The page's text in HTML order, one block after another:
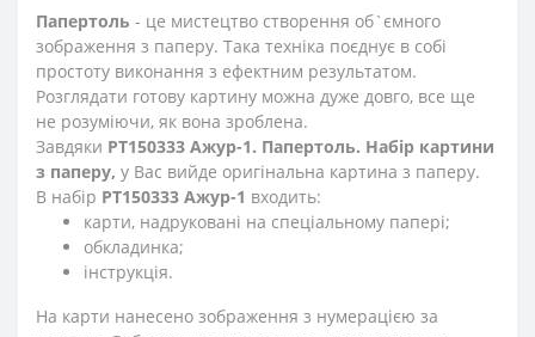
Папертоль - це мистецтво створення об`ємного
зображення з паперу. Така техніка поєднує в собі
простоту виконання з ефектним результатом.
Розглядати готову картину можна дуже довго, все ще
не розуміючи, як вона зроблена.
Завдяки РТ150333 Ажур-1. Папертоль. Набір картини
з паперу, у Вас вийде оригінальна картина з паперу.
В набір РТ150333 Ажур-1 входить:
карти, надруковані на спеціальному папері;
обкладинка;
інструкція.
На карти нанесено зображення з нумерацією за